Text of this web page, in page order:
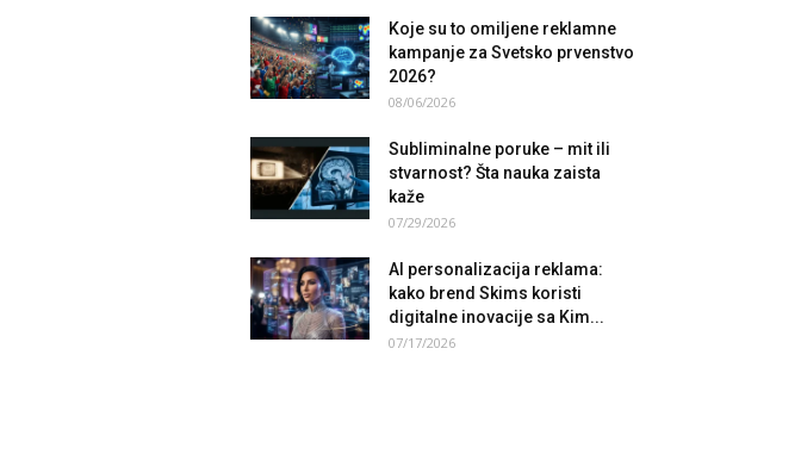
Koje su to omiljene reklamne
kampanje za Svetsko prvenstvo
2026?
08/06/2026
Subliminalne poruke – mit ili
stvarnost? Šta nauka zaista
kaže
07/29/2026
AI personalizacija reklama:
kako brend Skims koristi
digitalne inovacije sa Kim...
07/17/2026